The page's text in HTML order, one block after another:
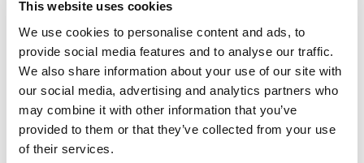
This website uses cookies
We use cookies to personalise content and ads, to
provide social media features and to analyse our traffic.
We also share information about your use of our site with
our social media, advertising and analytics partners who
may combine it with other information that you’ve
provided to them or that they’ve collected from your use
of their services.